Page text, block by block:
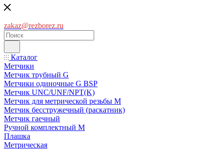
zakaz@rezborez.ru
Каталог
Метчики
Метчик трубный G
Метчики одиночные G BSP
Метчик UNC/UNF/NPT(K)
Метчик для метрической резьбы M
Метчик бесстружечный (раскатник)
Метчик гаечный
Ручной комплектный M
Плашка
Метрическая